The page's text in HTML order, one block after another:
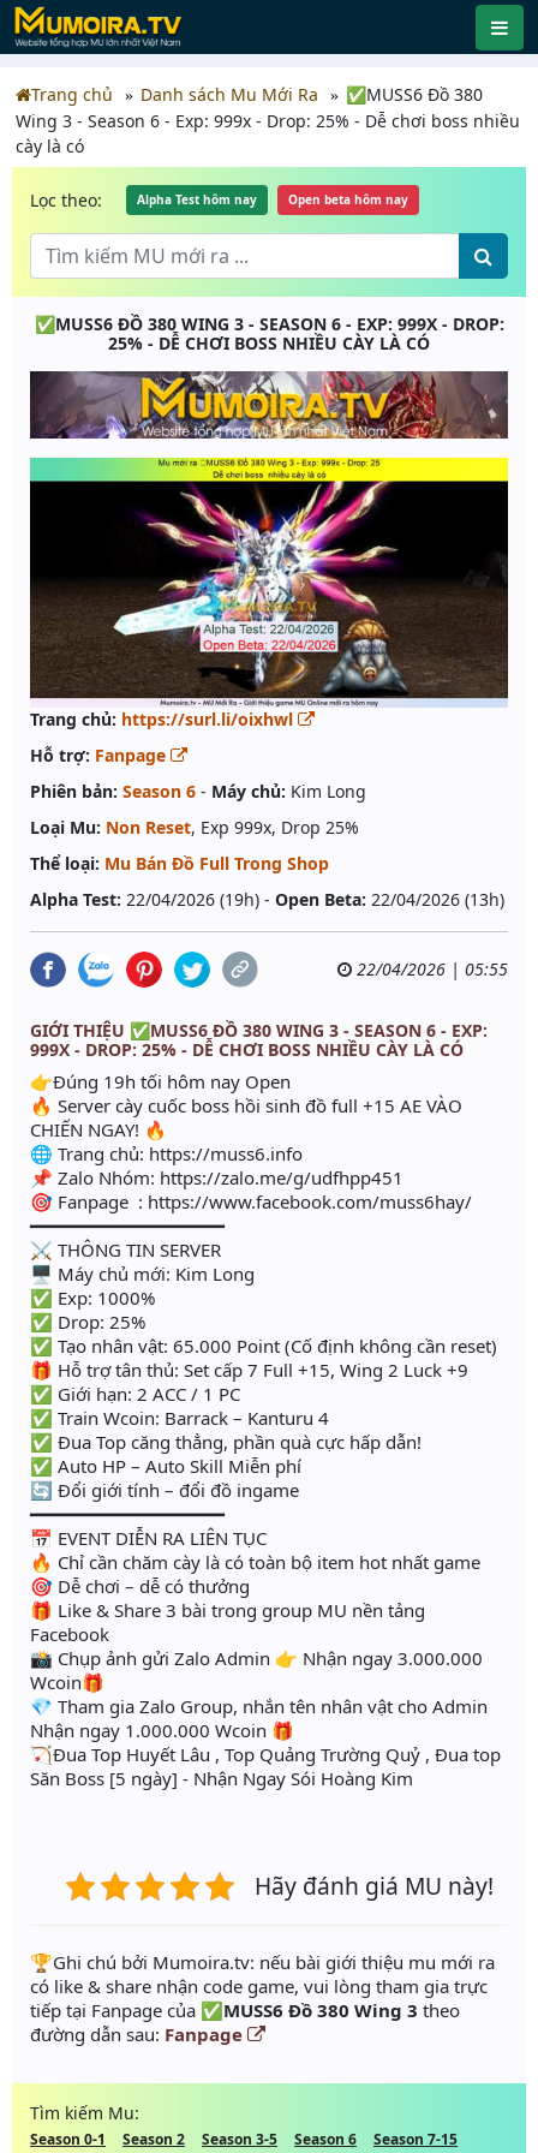
Trang chủ Danh sách Mu Mới Ra
✅MUSS6 Đồ 380
Wing 3 - Season 6 - Exp: 999x - Drop: 25% - Dễ chơi boss nhiều
cày là có
Lọc theo: Alpha Test hôm nay Open beta hôm nay
✅MUSS6 ĐỒ 380 WING 3 - SEASON 6 - EXP: 999X - DROP:
25% - DỄ CHƠI BOSS NHIỀU CÀY LÀ CÓ
Trang chủ: https://surl.li/oixhwl
Hỗ trợ: Fanpage
Phiên bản: Season 6 - Máy chủ: Kim Long
Loại Mu: Non Reset, Exp 999x, Drop 25%
Thể loại: Mu Bán Đồ Full Trong Shop
Alpha Test: 22/04/2026 (19h) - Open Beta: 22/04/2026 (13h)
22/04/2026 | 05:55
GIỚI THIỆU ✅MUSS6 ĐỒ 380 WING 3 - SEASON 6 - EXP:
999X - DROP: 25% - DỄ CHƠI BOSS NHIỀU CÀY LÀ CÓ
👉Đúng 19h tối hôm nay Open
🔥 Server cày cuốc boss hồi sinh đồ full +15 AE VÀO
CHIẾN NGAY! 🔥
🌐 Trang chủ: https://muss6.info
📌 Zalo Nhóm: https://zalo.me/g/udfhpp451
🎯 Fanpage : https://www.facebook.com/muss6hay/
━━━━━━━━━━━━━━━━━━
⚔️ THÔNG TIN SERVER
🖥 Máy chủ mới: Kim Long
✅ Exp: 1000%
✅ Drop: 25%
✅ Tạo nhân vật: 65.000 Point (Cố định không cần reset)
🎁 Hỗ trợ tân thủ: Set cấp 7 Full +15, Wing 2 Luck +9
✅ Giới hạn: 2 ACC / 1 PC
✅ Train Wcoin: Barrack – Kanturu 4
✅ Đua Top căng thẳng, phần quà cực hấp dẫn!
✅ Auto HP – Auto Skill Miễn phí
🔄 Đổi giới tính – đổi đồ ingame
━━━━━━━━━━━━━━━━━━
📅 EVENT DIỄN RA LIÊN TỤC
🔥 Chỉ cần chăm cày là có toàn bộ item hot nhất game
🎯 Dễ chơi – dễ có thưởng
🎁 Like & Share 3 bài trong group MU nền tảng
Facebook
📸 Chụp ảnh gửi Zalo Admin 👉 Nhận ngay 3.000.000
Wcoin🎁
💎 Tham gia Zalo Group, nhắn tên nhân vật cho Admin
Nhận ngay 1.000.000 Wcoin 🎁
🏹Đua Top Huyết Lâu , Top Quảng Trường Quỷ , Đua top
Săn Boss [5 ngày] - Nhận Ngay Sói Hoàng Kim
Hãy đánh giá MU này!
️🏆Ghi chú bởi Mumoira.tv: nếu bài giới thiệu mu mới ra
có like & share nhận code game, vui lòng tham gia trực
tiếp tại Fanpage của ✅MUSS6 Đồ 380 Wing 3 theo
đường dẫn sau: Fanpage
Tìm kiếm Mu:
Season 0-1 Season 2 Season 3-5 Season 6 Season 7-15